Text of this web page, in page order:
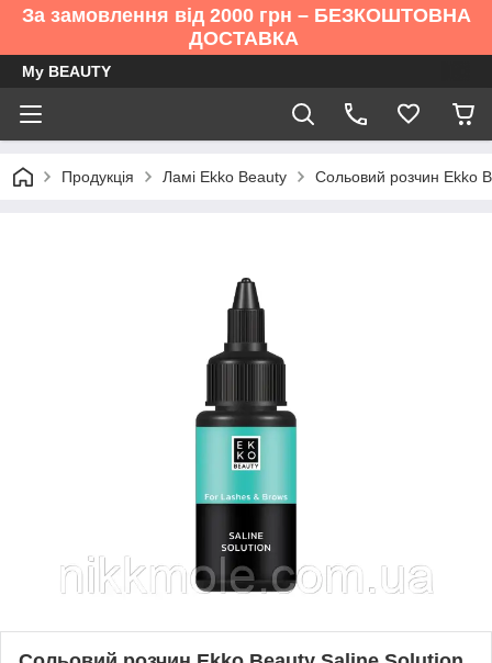
За замовлення від 2000 грн – БЕЗКОШТОВНА
ДОСТАВКА
My BEAUTY
Продукція Ламі Ekko Beauty Сольовий розчин Ekko